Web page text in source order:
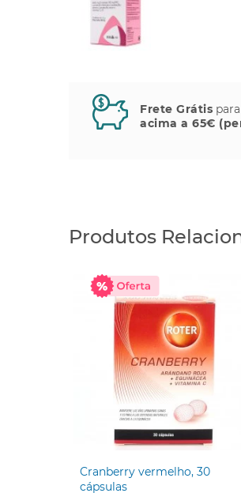
Frete Grátis
acima a 65€
Produtos
Cranberry vermelho, 30
cápsulas